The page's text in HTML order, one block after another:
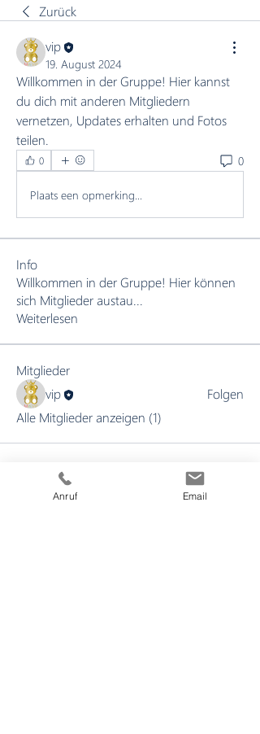
Zurück
vip
19. August 2024
Willkommen in der Gruppe! Hier kannst
du dich mit anderen Mitgliedern
vernetzen, Updates erhalten und Fotos
teilen.
0 0
Plaats een opmerking...
Info
Willkommen in der Gruppe! Hier können
sich Mitglieder austau
Weiterlesen
Mitglieder
vip
Folgen
Alle Mitglieder anzeigen (1)
Anruf Email